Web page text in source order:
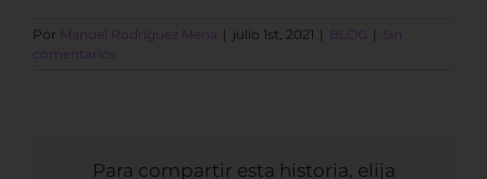
Por Manuel Rodríguez Mena | julio 1st, 2021 | BLOG | Sin
comentarios
Para compartir esta historia, elija